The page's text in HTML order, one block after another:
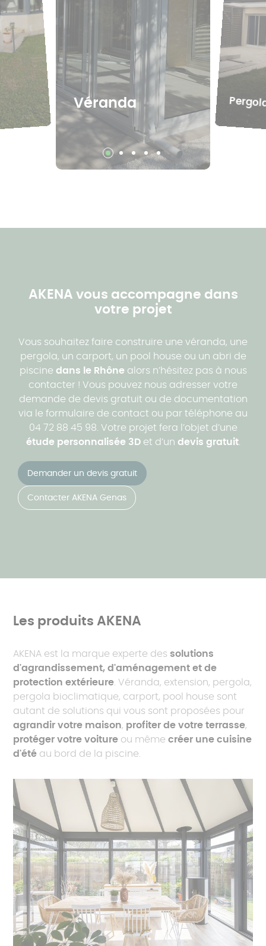
Véranda
AKENA vous accompagne dans
votre projet
Vous souhaitez faire construire une véranda, une
pergola, un carport, un pool house ou un abri de
piscine dans le Rhône alors n’hésitez pas à nous
contacter ! Vous pouvez nous adresser votre
demande de devis gratuit ou de documentation
via le formulaire de contact ou par téléphone au
04 72 88 45 98. Votre projet fera l’objet d’une
étude personnalisée 3D et d’un devis gratuit.
Demander un devis gratuit
Contacter AKENA Genas
Les produits AKENA
AKENA est la marque experte dessolutions
d'agrandissement, d'aménagement et de
protection extérieure. Véranda, extension, pergola,
pergola bioclimatique, carport, pool house sont
autant de solutions qui vous sont proposées pour
agrandir votre maison, profiter de votre terrasse,
protéger votre voiture ou mêmecréer une cuisine
d'été au bord de la piscine.